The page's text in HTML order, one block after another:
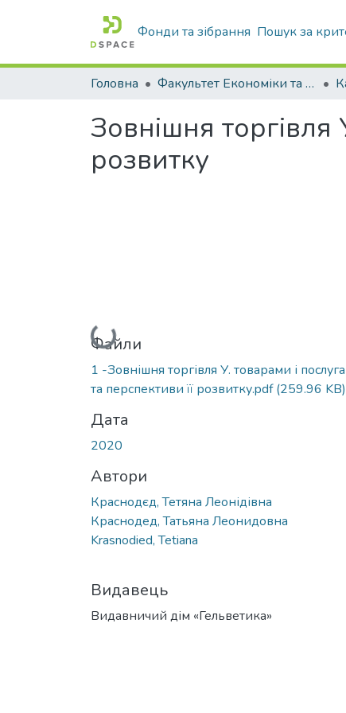
Фонди та зібрання Пошук за
Головна Факультет Економіки та бізнесу
Зовнішня торгівля
розвитку
Вантажиться...
Файли
1 -Зовнішня торгівля У. товарами і
та перспективи її розвитку.pdf(259.96 KB)
Дата
2020
Автори
Краснодєд, Тетяна Леонідівна
Краснодед, Татьяна Леонидовна
Krasnodied, Tetiana
Видавець
Видавничий дім «Гельветика»